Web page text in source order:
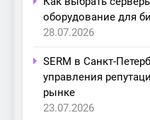
оборудование для
28.07.2026
SERM в Санкт-
управления
рынке
23.07.2026